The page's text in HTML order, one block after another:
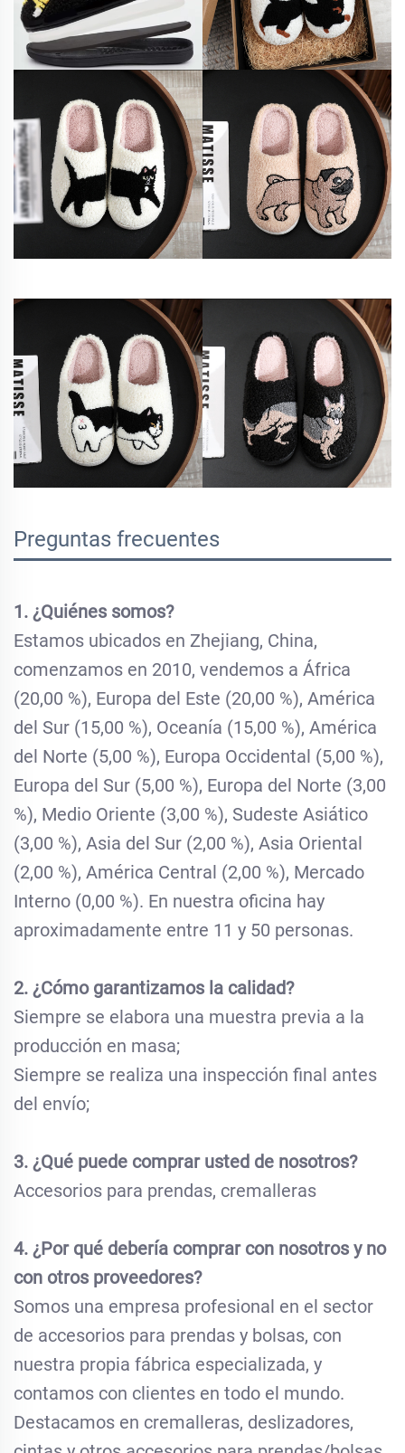
Preguntas frecuentes
1. ¿Quiénes somos?
Estamos ubicados en Zhejiang, China,
comenzamos en 2010, vendemos a África
(20,00 %), Europa del Este (20,00 %), América
del Sur (15,00 %), Oceanía (15,00 %), América
del Norte (5,00 %), Europa Occidental (5,00 %),
Europa del Sur (5,00 %), Europa del Norte (3,00
%), Medio Oriente (3,00 %), Sudeste Asiático
(3,00 %), Asia del Sur (2,00 %), Asia Oriental
(2,00 %), América Central (2,00 %), Mercado
Interno (0,00 %). En nuestra oficina hay
aproximadamente entre 11 y 50 personas.
2. ¿Cómo garantizamos la calidad?
Siempre se elabora una muestra previa a la
producción en masa;
Siempre se realiza una inspección final antes
del envío;
3. ¿Qué puede comprar usted de nosotros?
Accesorios para prendas, cremalleras
4. ¿Por qué debería comprar con nosotros y no
con otros proveedores?
Somos una empresa profesional en el sector
de accesorios para prendas y bolsas, con
nuestra propia fábrica especializada, y
contamos con clientes en todo el mundo.
Destacamos en cremalleras, deslizadores,